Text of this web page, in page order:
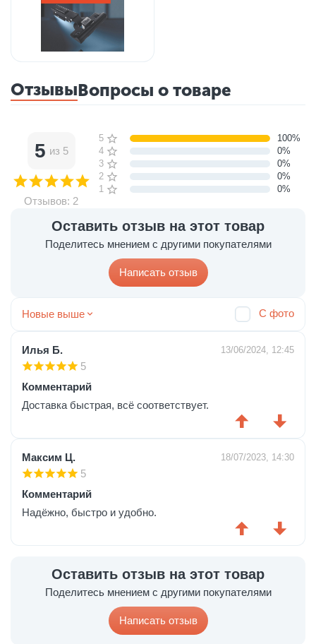
ОтзывыВопросы о товаре
Оставить отзыв на этот товар
Поделитесь мнением с другими покупателями
Написать отзыв
5 из 5
Отзывов: 2
5 звёзд
100%
4 звезды
0%
3 звезды
0%
2 звезды
0%
1 звезда
0%
Новые выше С фото
Илья Б. 13/06/2024, 12:45
5
Комментарий
Доставка быстрая, всё соответствует.
Максим Ц. 18/07/2023, 14:30
5
Комментарий
Надёжно, быстро и удобно.
Оставить отзыв на этот товар
Поделитесь мнением с другими покупателями
Написать отзыв